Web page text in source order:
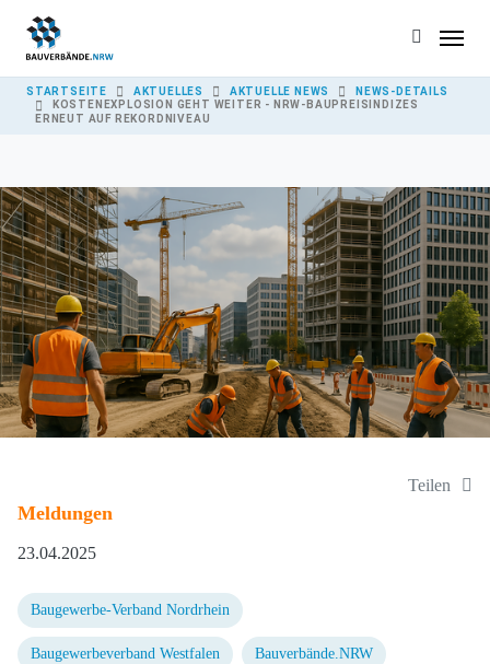
YOU ARE HERE:
STARTSEITE AKTUELLES AKTUELLE NEWS
NEWS-DETAILS
KOSTENEXPLOSION GEHT WEITER - NRW-BAUPREISINDIZES
ERNEUT AUF REKORDNIVEAU
Teilen
Meldungen
23.04.2025
Baugewerbe-Verband Nordrhein
Baugewerbeverband Westfalen Bauverbände.NRW